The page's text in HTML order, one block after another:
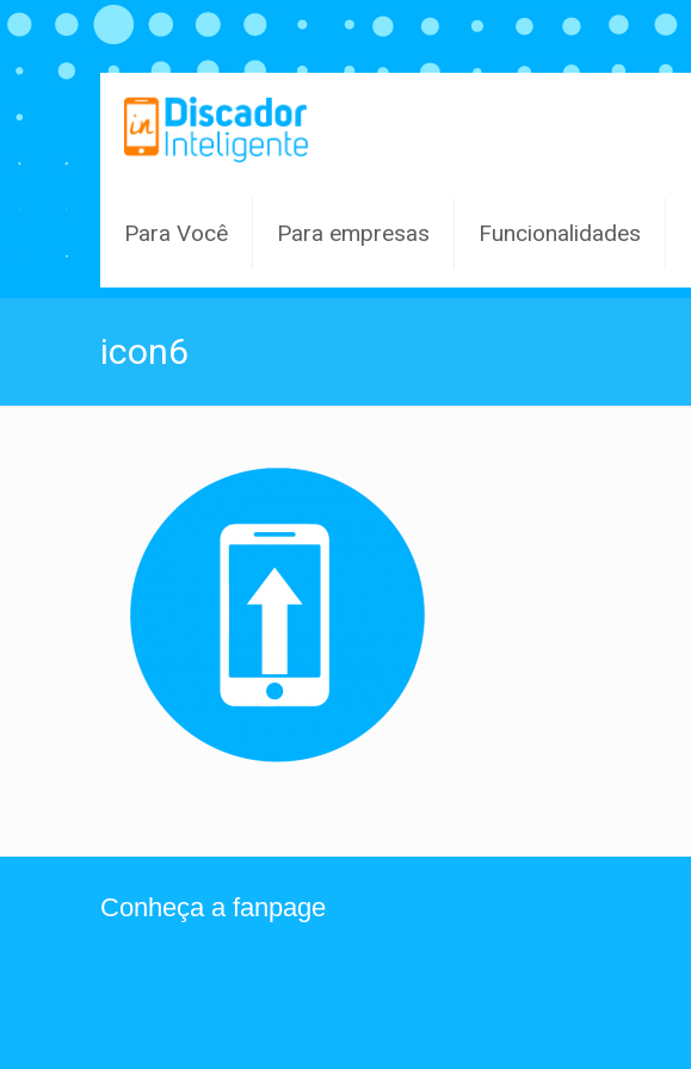
Para Você Para empresas Funcionalidades
icon6
Conheça a fanpage